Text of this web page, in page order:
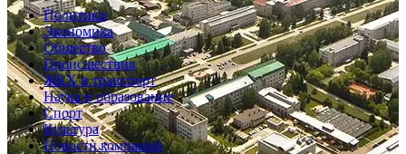
Политика
Экономика
Общество
Происшествия
ЖКХ и транспорт
Наука и образование
Спорт
Культура
Новости компаний